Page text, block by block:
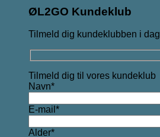
ØL2GO Kundeklub
Tilmeld dig kundeklubben i dag
Tilmeld dig til vores kundeklub
Navn*
E-mail*
Alder*